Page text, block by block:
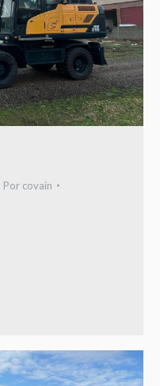
Por covain